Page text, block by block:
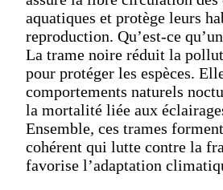
aquatiques et protège leurs
reproduction. Qu’est-ce
La trame noire réduit la
pour protéger les espèces.
comportements naturels
la mortalité liée aux
Ensemble, ces trames
cohérent qui lutte contre la
favorise l’adaptation